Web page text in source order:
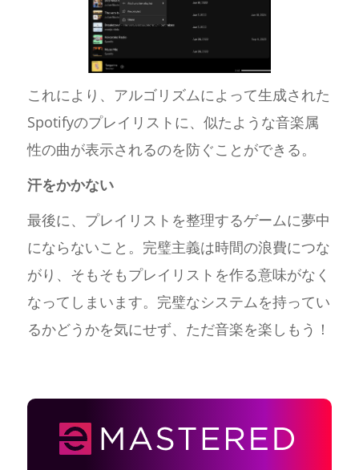
これにより、アルゴリズムによって生成された
Spotifyのプレイリストに、似たような音楽属
性の曲が表示されるのを防ぐことができる。
汗をかかない
最後に、プレイリストを整理するゲームに夢中
にならないこと。完璧主義は時間の浪費につな
がり、そもそもプレイリストを作る意味がなく
なってしまいます。完璧なシステムを持ってい
るかどうかを気にせず、ただ音楽を楽しもう！